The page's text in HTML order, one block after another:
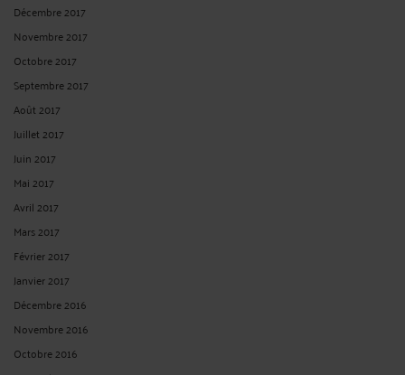
Décembre 2017
Novembre 2017
Octobre 2017
Septembre 2017
Août 2017
Juillet 2017
Juin 2017
Mai 2017
Avril 2017
Mars 2017
Février 2017
Janvier 2017
Décembre 2016
Novembre 2016
Octobre 2016